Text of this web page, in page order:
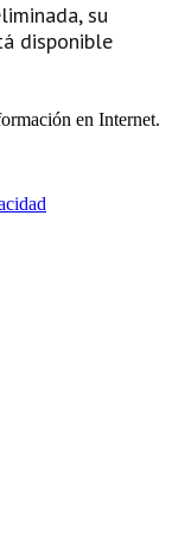
su
disponible
en Internet.